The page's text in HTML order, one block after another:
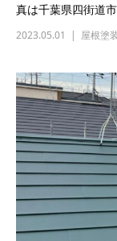
真は千葉県四街道
2023.05.01 屋根塗